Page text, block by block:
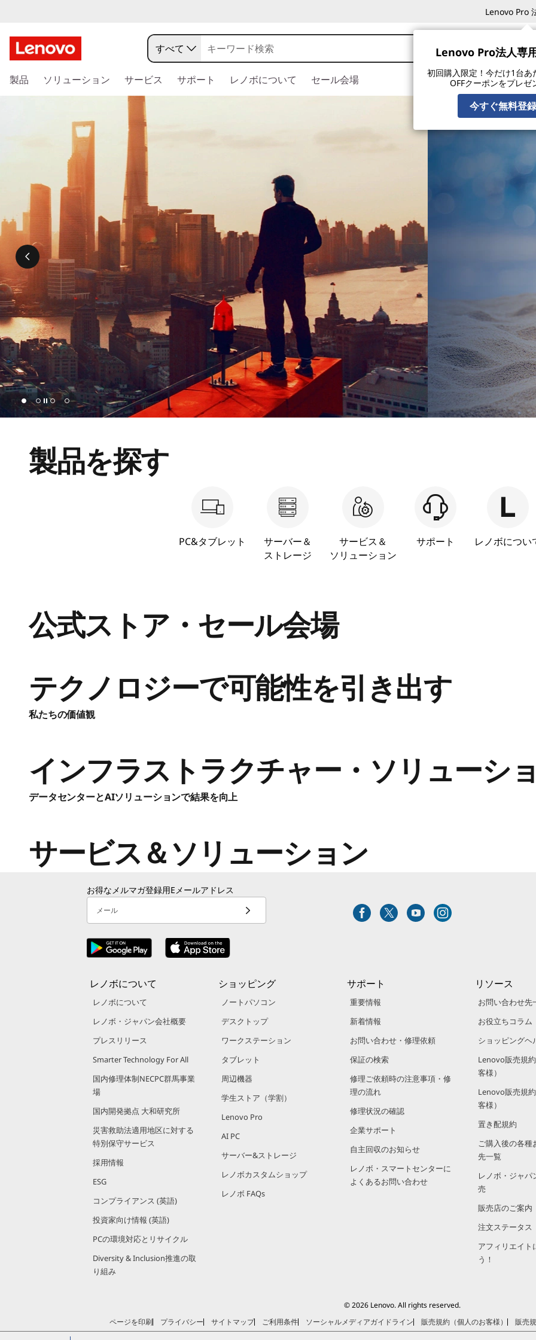
ノ
ボ
ラ
イ
ン
シ
ョ
ッ
ピ
ン
Lenovo Pro
Lenovo Pro法人専
初回購入限定！今だけ1台あ
OFFクーポンをプレゼ
今すぐ無料登録
イ
ッ
プ
す
る
すべて
製品 ソリューション サービス サポート レノボについて セール会場
Coolに動くAI PCフェア
8/7(金)～8/27(木)
AI時代に最適なモデルはこれだ！
おすすめモデル最大ポイント10倍
在庫限りのクリアランスモデルも多
おすすめPCを見る クリアランス特集へ
製品を探す
PC&タブレット
サーバー＆
ストレージ
サービス＆
ソリューション
サポート レノボについ
公式ストア・セール会場
テクノロジーで可能性を引き出す
私たちの価値観
インフラストラクチャー・ソリューシ
データセンターとAIソリューションで結果を向上
サービス＆ソリューション
お得なメルマガ登録用Eメールアドレス
メール
レノボについて
レノボについて
レノボ・ジャパン会社概要
プレスリリース
Smarter Technology For All
国内修理体制NECPC群馬事業
場
国内開発拠点 大和研究所
災害救助法適用地区に対する
特別保守サービス
採用情報
ESG
コンプライアンス (英語)
投資家向け情報 (英語)
PCの環境対応とリサイクル
Diversity & Inclusion推進の取
り組み
ショッピング
ノートパソコン
デスクトップ
ワークステーション
タブレット
周辺機器
学生ストア（学割）
Lenovo Pro
AI PC
サーバー&ストレージ
レノボカスタムショップ
レノボ FAQs
サポート
重要情報
新着情報
お問い合わせ・修理依頼
保証の検索
修理ご依頼時の注意事項・修
理の流れ
修理状況の確認
企業サポート
自主回収のお知らせ
レノボ・スマートセンターに
よくあるお問い合わせ
リソース
お問い合わせ先
お役立ちコラム
ショッピングヘ
Lenovo販売規
客様）
Lenovo販売規
客様）
置き配規約
ご購入後の各種
先一覧
レノボ・ジャパ
売
販売店のご案内
注文ステータス
アフィリエイト
う！
© 2026 Lenovo. All rights reserved.
ページを印刷
プライバシー サイトマップ ご利用条件 ソーシャルメディアガイドライン 販売規約（個人のお客様） 販売